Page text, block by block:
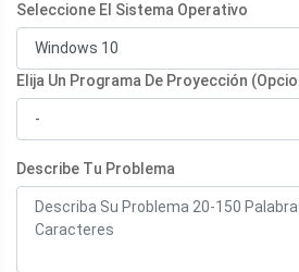
Seleccione El Sistema Operativo
Elija Un Programa De Proyección
Describe Tu Problema